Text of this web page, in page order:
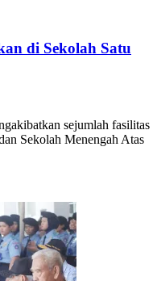
di Sekolah Satu
sejumlah fasilitas
Sekolah Menengah Atas